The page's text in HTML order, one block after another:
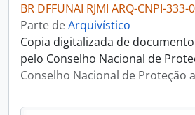
BR DFFUNAI RJMI ARQ-CNPI-333-
Parte deArquivístico
Copia digitalizada de
pelo Conselho Nacional de
Conselho Nacional de Proteção